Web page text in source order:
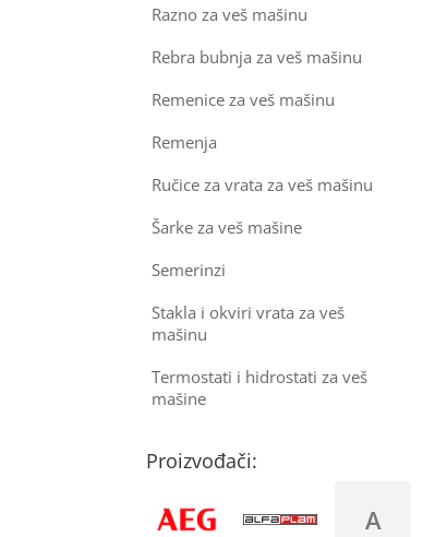
Razno za veš mašinu
Rebra bubnja za veš mašinu
Remenice za veš mašinu
Remenja
Ručice za vrata za veš mašinu
Šarke za veš mašine
Semerinzi
Stakla i okviri vrata za veš
mašinu
Termostati i hidrostati za veš
mašine
Proizvođači:
A